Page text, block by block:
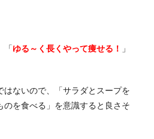
「ゆる～く長くやって痩せる！
」
はないので、「サラダとスープを
のを食べる」を意識すると良さそ